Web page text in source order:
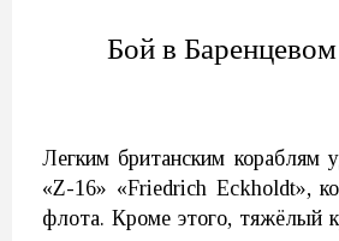
Бой в
Легким британским кораблям
«Z-16» «Friedrich Eckholdt»,
флота. Кроме этого, тяжёлый